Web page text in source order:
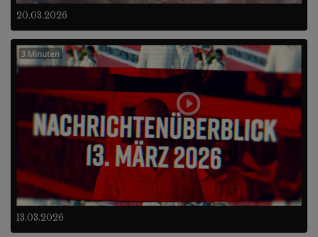
20.03.2026
13.03.2026
3 Minuten